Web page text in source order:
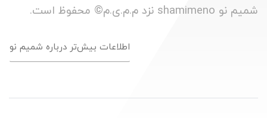
شمیم نو shamimeno نزد م.م.ی.م© محفوظ است.
اطلاعات بیش‌تر درباره شمیم نو